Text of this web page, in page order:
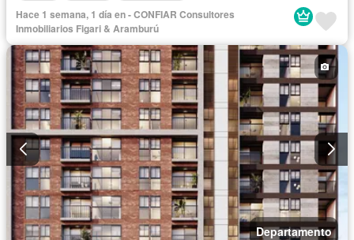
Hace 1 semana, 1 día en - CONFIAR Consultores
Inmobiliarios Figari & Aramburú
Departamento